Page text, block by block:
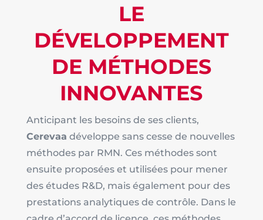
LE
DÉVELOPPEMENT
DE MÉTHODES
INNOVANTES
Anticipant les besoins de ses clients,
Cerevaa développe sans cesse de nouvelles
méthodes par RMN. Ces méthodes sont
ensuite proposées et utilisées pour mener
des études R&D, mais également pour des
prestations analytiques de contrôle. Dans le